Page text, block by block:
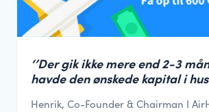
‘’Der gik ikke mere end 2-3
havde den ønskede kapital i
Henrik, Co-Founder & Chairman I